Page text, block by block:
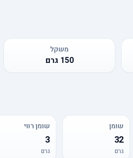
משקל
150 גרם
שומן
32
גרם
שומן רווי
3
גרם